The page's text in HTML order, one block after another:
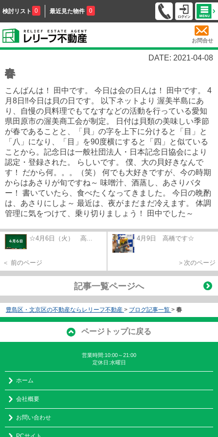
検討リスト 0 最近見た物件 0
お問合せ
DATE: 2021-04-08
春
こんばんは！ 田中です。 今日は会の日んは！ 田中です。 4
月8日‼今日は貝の日です。 以下ネットより 渥美半島にあ
り、自慢の貝料理でもてなすなどの活動を行っている愛知
県田原市の渥美商工会が制定。 日付は貝類の美味しい季節
が春であることと、「貝」の字を上下に分けると「目」と
「八」になり、「目」を90度横にすると「四」と似ている
ことから。記念日は一般社団法人・日本記念日協会により
認定・登録された。 らしいです。 僕、大の貝好きなんで
す！ だから何。。。（笑） 何でも大好きですが、今の時期
からはあさりが旬ですね～ 味噌汁、酒蒸し、あさりバタ
ー！ 書いていたら、食べたくなってきました。 今日の晩酌
は、あさりにしよ～ 最近は、夜がまだまだ冷えます。 体調
管理に気をつけて、乗り切りましょう！ 田中でした～
☆4月6日（火） 高...
＜ 前のページ
4月9日 高橋です☆
＞次のページ
記事一覧ページへ
豊島区・文京区の不動産ならレリーフ不動産 > ブログ記事一覧 > 春
ページトップに戻る
営業時間:10:00～21:00
定休日:水曜日
ホーム
会社概要
お問い合わせ